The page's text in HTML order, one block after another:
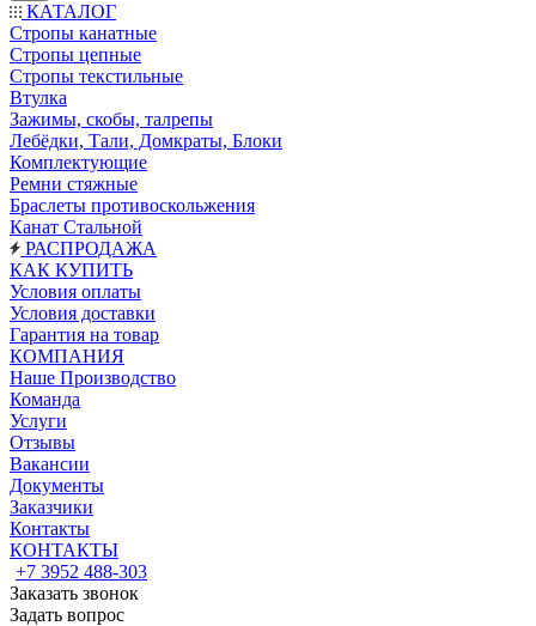
КАТАЛОГ
Стропы канатные
Стропы цепные
Стропы текстильные
Втулка
Зажимы, скобы, талрепы
Лебёдки, Тали, Домкраты, Блоки
Комплектующие
Ремни стяжные
Браслеты противоскольжения
Канат Стальной
РАСПРОДАЖА
КАК КУПИТЬ
Условия оплаты
Условия доставки
Гарантия на товар
КОМПАНИЯ
Наше Производство
Команда
Услуги
Отзывы
Вакансии
Документы
Заказчики
Контакты
КОНТАКТЫ
+7 3952 488-303
Заказать звонок
Задать вопрос